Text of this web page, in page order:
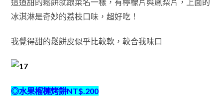
這道甜的鬆餅就跟菜名一樣，有檸檬片與鳳梨片，上面的
冰淇淋是奇妙的荔枝口味，超好吃！
我覺得甜的鬆餅皮似乎比較軟，較合我味口
◎水果榴槤烤餅NT$.200